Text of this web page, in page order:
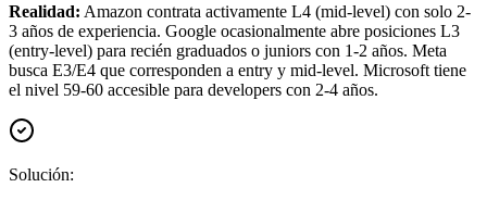
Realidad: Amazon contrata activamente L4 (mid-level) con solo 2-
3 años de experiencia. Google ocasionalmente abre posiciones L3
(entry-level) para recién graduados o juniors con 1-2 años. Meta
busca E3/E4 que corresponden a entry y mid-level. Microsoft tiene
el nivel 59-60 accesible para developers con 2-4 años.
Solución: